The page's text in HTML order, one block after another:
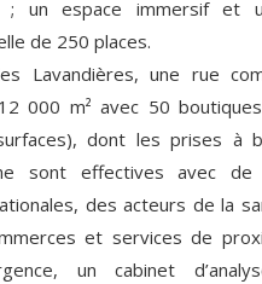
; un espace immersif et
de 250 places.
Lavandières, une rue
000 m² avec 50
dont les prises à
sont effectives avec de
des acteurs de la
et services de
un cabinet